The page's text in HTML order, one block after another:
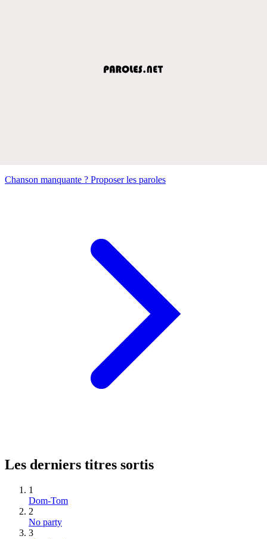
Chanson manquante ? Proposer les paroles
Les derniers titres sortis
1
Dom-Tom
2
No party
3